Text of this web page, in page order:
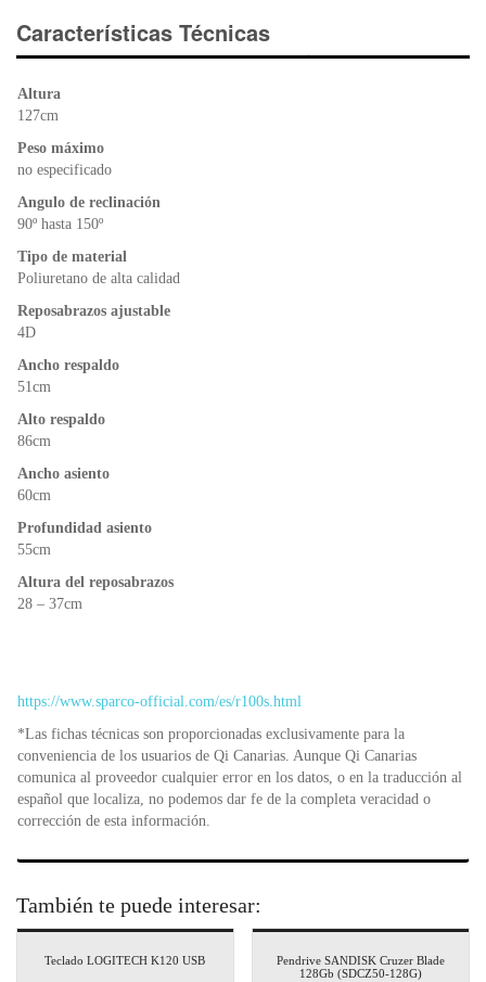
e
b
er s
A
ri
e
Características Técnicas
Altura
127cm
Peso máximo
no especificado
Angulo de reclinación
90º hasta 150º
Tipo de material
Poliuretano de alta calidad
Reposabrazos ajustable
4D
Ancho respaldo
51cm
Alto respaldo
86cm
Ancho asiento
60cm
Profundidad asiento
55cm
Altura del reposabrazos
28 – 37cm
https://www.sparco-official.com/es/r100s.html
*Las fichas técnicas son proporcionadas exclusivamente para la
conveniencia de los usuarios de Qi Canarias. Aunque Qi Canarias
comunica al proveedor cualquier error en los datos, o en la traducción al
español que localiza, no podemos dar fe de la completa veracidad o
corrección de esta información.
También te puede interesar:
Teclado LOGITECH K120 USB
Pendrive SANDISK Cruzer Blade
128Gb (SDCZ50-128G)